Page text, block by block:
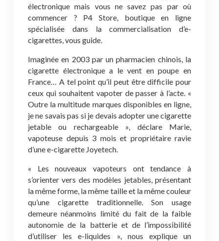
électronique mais vous ne savez pas par où
commencer ? P4 Store, boutique en ligne
spécialisée dans la commercialisation d’e-
cigarettes, vous guide.
Imaginée en 2003 par un pharmacien chinois, la
cigarette électronique a le vent en poupe en
France… A tel point qu’il peut être difficile pour
ceux qui souhaitent vapoter de passer à l’acte. «
Outre la multitude marques disponibles en ligne,
je ne savais pas si je devais adopter une cigarette
jetable ou rechargeable », déclare Marie,
vapoteuse depuis 3 mois et propriétaire ravie
d’une e-cigarette Joyetech.
« Les nouveaux vapoteurs ont tendance à
s’orienter vers des modèles jetables, présentant
la même forme, la même taille et la même couleur
qu’une cigarette traditionnelle. Son usage
demeure néanmoins limité du fait de la faible
autonomie de la batterie et de l’impossibilité
d’utiliser les e-liquides », nous explique un